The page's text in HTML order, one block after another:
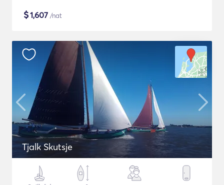
$1,607 /nat
Tjalk Skutsje